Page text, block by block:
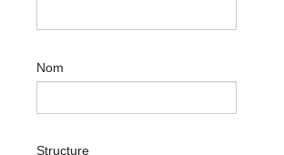
Nom
Structure